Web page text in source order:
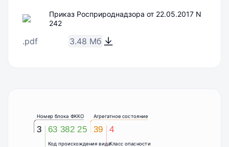
Приказ Росприроднадзора от 22.05.2017 N
242
.pdf 3.48 Мб
3
Номер блока ФККО
Код происхождения вида
63 382 25
Агрегатное состояние
39
Класс опасности
4